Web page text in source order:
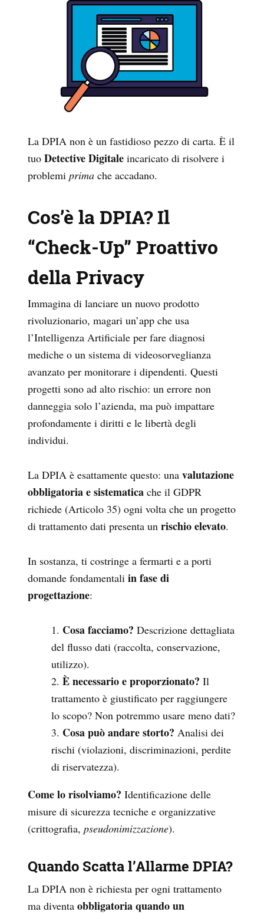
La DPIA non è un fastidioso pezzo di carta. È il
tuo Detective Digitale incaricato di risolvere i
problemi prima che accadano.
Cos’è la DPIA? Il
“Check-Up” Proattivo
della Privacy
Immagina di lanciare un nuovo prodotto
rivoluzionario, magari un’app che usa
l’Intelligenza Artificiale per fare diagnosi
mediche o un sistema di videosorveglianza
avanzato per monitorare i dipendenti. Questi
progetti sono ad alto rischio: un errore non
danneggia solo l’azienda, ma può impattare
profondamente i diritti e le libertà degli
individui.
La DPIA è esattamente questo: una valutazione
obbligatoria e sistematica che il GDPR
richiede (Articolo 35) ogni volta che un progetto
di trattamento dati presenta un rischio elevato.
In sostanza, ti costringe a fermarti e a porti
domande fondamentali in fase di
progettazione:
Cosa facciamo? Descrizione dettagliata
del flusso dati (raccolta, conservazione,
utilizzo).
È necessario e proporzionato? Il
trattamento è giustificato per raggiungere
lo scopo? Non potremmo usare meno dati?
Cosa può andare storto? Analisi dei
rischi (violazioni, discriminazioni, perdite
di riservatezza).
Come lo risolviamo? Identificazione delle
misure di sicurezza tecniche e organizzative
(crittografia, pseudonimizzazione).
Quando Scatta l’Allarme DPIA?
La DPIA non è richiesta per ogni trattamento
ma diventa obbligatoria quando un